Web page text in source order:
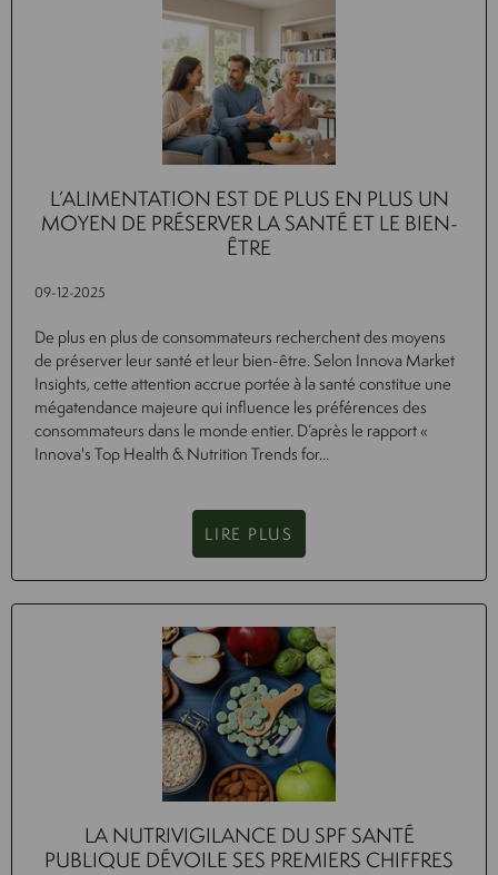
L’ALIMENTATION EST DE PLUS EN PLUS UN
MOYEN DE PRÉSERVER LA SANTÉ ET LE BIEN-
ÊTRE
09-12-2025
De plus en plus de consommateurs recherchent des moyens
de préserver leur santé et leur bien-être. Selon Innova Market
Insights, cette attention accrue portée à la santé constitue une
mégatendance majeure qui influence les préférences des
consommateurs dans le monde entier. D’après le rapport «
Innova's Top Health & Nutrition Trends for...
LIRE PLUS
LA NUTRIVIGILANCE DU SPF SANTÉ
PUBLIQUE DÉVOILE SES PREMIERS CHIFFRES